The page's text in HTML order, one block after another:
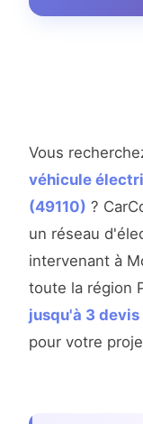
Vous
véhicule
(49110) ?
un réseau
intervenant à
toute la région
jusqu'à 3
pour votre